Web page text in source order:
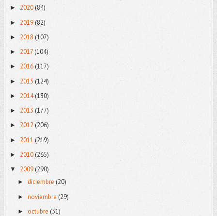
► 2020(84)
► 2019 (82)
► 2018 (107)
► 2017(104)
► 2016 (117)
► 2015 (124)
► 2014(130)
► 2013 (177)
► 2012 (206)
► 2011 (219)
► 2010(265)
▼ 2009 (290)
► diciembre (20)
► noviembre (29)
► octubre (31)